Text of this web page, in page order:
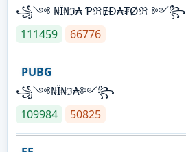
꧁༺ ₦Ї₦ℑ₳ ƤℜɆĐ₳₮Øℜ ༻꧂
111459
66776
PUBG
꧁༺₦Ї₦ℑ₳༻꧂
109984
50825